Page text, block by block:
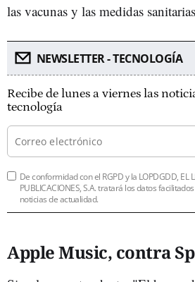
las vacunas y las medidas
NEWSLETTER - TECNOLOGÍA
Recibe de lunes a viernes las
tecnología
De conformidad con el RGPD y la LOPDGDD, EL
PUBLICACIONES, S.A. tratará los datos
noticias de actualidad.
Apple Music, contra